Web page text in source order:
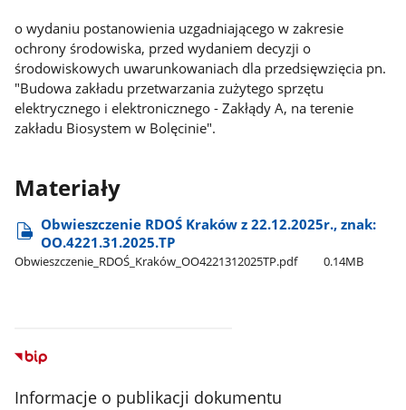
o wydaniu postanowienia uzgadniającego w zakresie
ochrony środowiska, przed wydaniem decyzji o
środowiskowych uwarunkowaniach dla przedsięwzięcia pn.
"Budowa zakładu przetwarzania zużytego sprzętu
elektrycznego i elektronicznego - Zakłądy A, na terenie
zakładu Biosystem w Bolęcinie".
Materiały
Obwieszczenie RDOŚ Kraków z 22.12.2025r., znak:
OO.4221.31.2025.TP
Obwieszczenie​_RDOŚ​_Kraków​_OO4221312025TP.pdf 0.14MB
Informacje o publikacji dokumentu